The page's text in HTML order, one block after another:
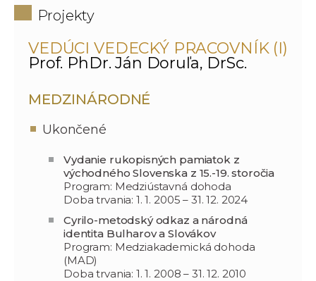
Projekty
VEDÚCI VEDECKÝ PRACOVNÍK (I)
Prof. PhDr. Ján Doruľa, DrSc.
MEDZINÁRODNÉ
Ukončené
Vydanie rukopisných pamiatok z
východného Slovenska z 15.-19. storočia
Program: Medziústavná dohoda
Doba trvania: 1. 1. 2005 – 31. 12. 2024
Cyrilo-metodský odkaz a národná
identita Bulharov a Slovákov
Program: Medziakademická dohoda
(MAD)
Doba trvania: 1. 1. 2008 – 31. 12. 2010